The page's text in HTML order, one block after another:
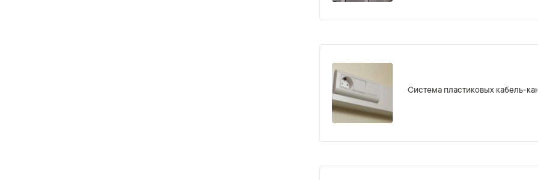
Система пластиковых кабель-